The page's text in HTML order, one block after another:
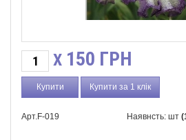
X 150 ГРН
Купити за 1 клік
Арт.F-019 Наявнсть: шт